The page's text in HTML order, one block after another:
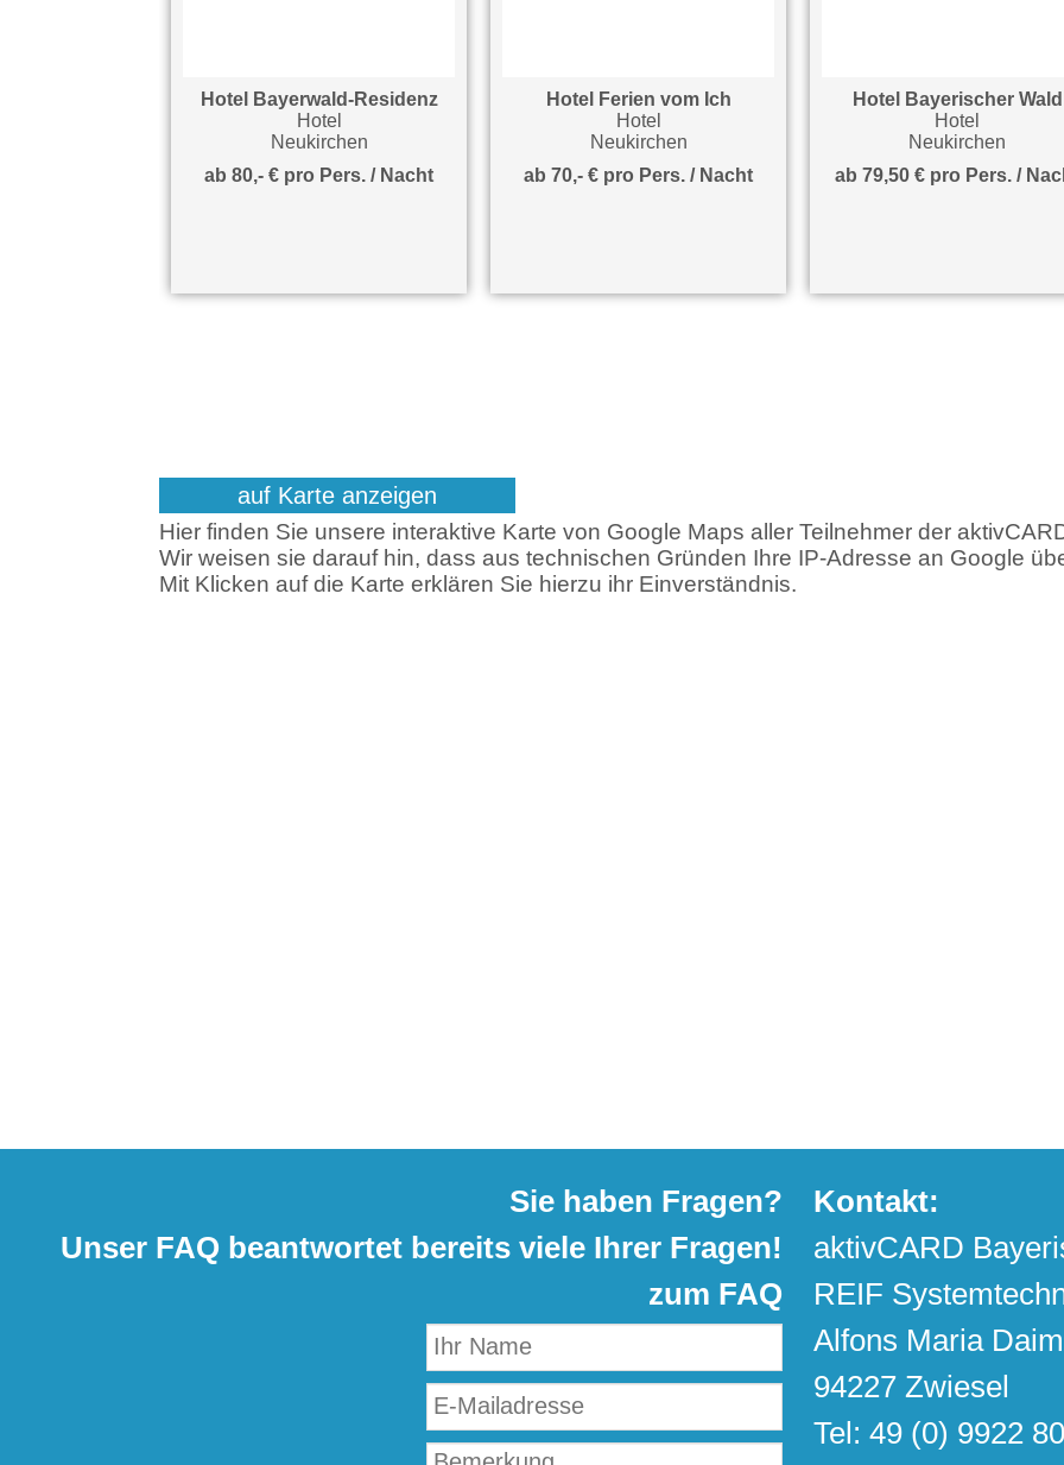
Hotel Bayerwald-Residenz
Hotel
Neukirchen
ab 80,- € pro Pers. / Nacht
Hotel Ferien vom Ich
Hotel
Neukirchen
ab 70,- € pro Pers. / Nacht
Hotel Bayerischer Wald
Hotel
Neukirchen
ab 79,50 € pro Pers. /
auf Karte anzeigen
Hier finden Sie unsere interaktive Karte von Google Maps aller Teilnehmer der
Wir weisen sie darauf hin, dass aus technischen Gründen Ihre IP-Adresse an Google
Mit Klicken auf die Karte erklären Sie hierzu ihr Einverständnis.
Sie haben Fragen?
Unser FAQ beantwortet bereits viele Ihrer Fragen!
zum FAQ
Kontakt:
aktivCARD
REIF
Alfons Maria
94227 Zwiesel
Tel: 49 (0) 9922